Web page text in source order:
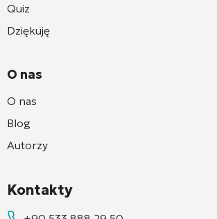
Quiz
Dziękuję
O nas
O nas
Blog
Autorzy
Kontakty